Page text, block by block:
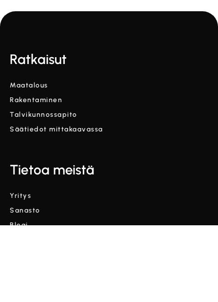
Ratkaisut
Maatalous
Rakentaminen
Talvikunnossapito
Säätiedot mittakaavassa
Tietoa meistä
Yritys
Sanasto
Blogi